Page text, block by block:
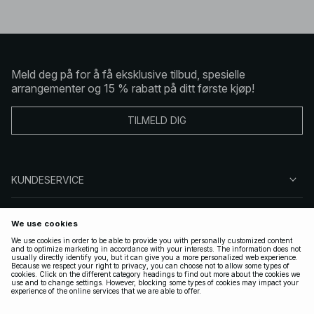
Meld deg på for å få eksklusive tilbud, spesielle
arrangementer og 15 % rabatt på ditt første kjøp!
TILMELD DIG
KUNDESERVICE
FØLG OSS
LOVLIG